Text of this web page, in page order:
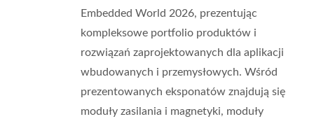
Embedded World 2026, prezentując
kompleksowe portfolio produktów i
rozwiązań zaprojektowanych dla aplikacji
wbudowanych i przemysłowych. Wśród
prezentowanych eksponatów znajdują się
moduły zasilania i magnetyki, moduły